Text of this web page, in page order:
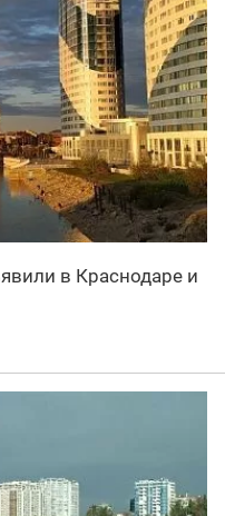
в Краснодаре и